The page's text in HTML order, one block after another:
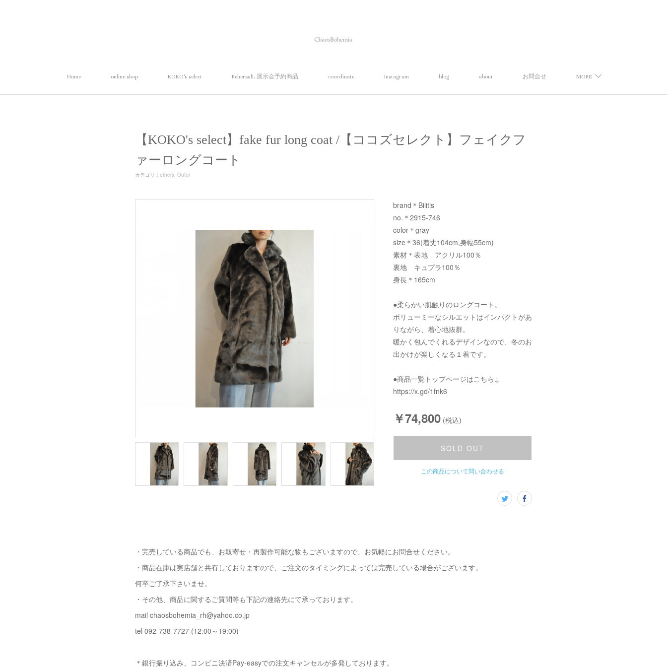
Home online shop KOKO's select RehersalL 展示会予約商品 coordinate Instagram blog about お問合せ MORE
【KOKO's select】fake fur long coat /【ココズセレクト】フェイクフ
ァーロングコート
カテゴリ ： others Outer
brand＊Bilitis
no.＊2915-746
color＊gray
size＊36(着丈104cm,身幅55cm)
素材＊表地 アクリル100％
裏地 キュプラ100％
身長＊165cm
●柔らかい肌触りのロングコート。
ボリューミーなシルエットはインパクトがあ
りながら、着心地抜群。
暖かく包んでくれるデザインなので、冬のお
出かけが楽しくなる１着です。
●商品一覧トップページはこちら↓
https://x.gd/1fnk6
￥74,800 (税込)
SOLD OUT
この商品について問い合わせる
・完売している商品でも、お取寄せ・再製作可能な物もございますので、お気軽にお問合せください。
・商品在庫は実店舗と共有しておりますので、ご注文のタイミングによっては完売している場合がございます。
何卒ご了承下さいませ。
・その他、商品に関するご質問等も下記の連絡先にて承っております。
mail chaosbohemia_rh@yahoo.co.jp
tel 092-738-7727 (12:00～19:00)
＊銀行振り込み、コンビニ決済Pay-easyでの注文キャンセルが多発しております。